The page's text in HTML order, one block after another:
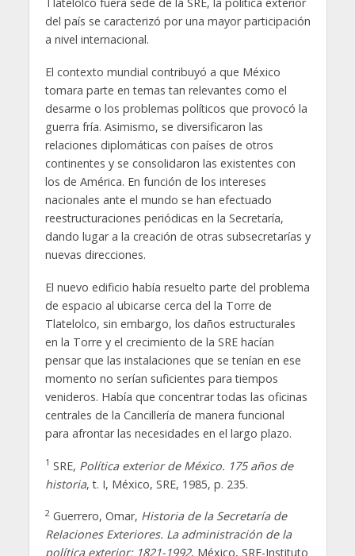
del país se caracterizó por una mayor participación
a nivel internacional.
El contexto mundial contribuyó a que México
tomara parte en temas tan relevantes como el
desarme o los problemas políticos que provocó la
guerra fría. Asimismo, se diversificaron las
relaciones diplomáticas con países de otros
continentes y se consolidaron las existentes con
los de América. En función de los intereses
nacionales ante el mundo se han efectuado
reestructuraciones periódicas en la Secretaría,
dando lugar a la creación de otras subsecretarías y
nuevas direcciones.
El nuevo edificio había resuelto parte del problema
de espacio al ubicarse cerca del la Torre de
Tlatelolco, sin embargo, los daños estructurales
en la Torre y el crecimiento de la SRE hacían
pensar que las instalaciones que se tenían en ese
momento no serían suficientes para tiempos
venideros. Había que concentrar todas las oficinas
centrales de la Cancillería de manera funcional
para afrontar las necesidades en el largo plazo.
1 SRE, Política exterior de México. 175 años de
historia, t. I, México, SRE, 1985, p. 235.
2Guerrero, Omar, Historia de la Secretaría de
Relaciones Exteriores. La administración de la
política exterior: 1821-1992, México, SRE-Instituto